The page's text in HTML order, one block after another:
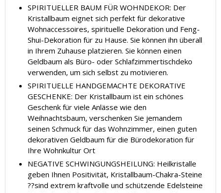
SPIRITUELLER BAUM FÜR WOHNDEKOR: Der
Kristallbaum eignet sich perfekt für dekorative
Wohnaccessoires, spirituelle Dekoration und Feng-
Shui-Dekoration für zu Hause. Sie können ihn überall
in Ihrem Zuhause platzieren. Sie können einen
Geldbaum als Büro- oder Schlafzimmertischdeko
verwenden, um sich selbst zu motivieren.
SPIRITUELLE HANDGEMACHTE DEKORATIVE
GESCHENKE: Der Kristallbaum ist ein schönes
Geschenk für viele Anlässe wie den
Weihnachtsbaum, verschenken Sie jemandem
seinen Schmuck für das Wohnzimmer, einen guten
dekorativen Geldbaum für die Bürodekoration für
Ihre Wohnkultur Ort
NEGATIVE SCHWINGUNGSHEILUNG: Heilkristalle
geben Ihnen Positivität, Kristallbaum-Chakra-Steine
??sind extrem kraftvolle und schützende Edelsteine